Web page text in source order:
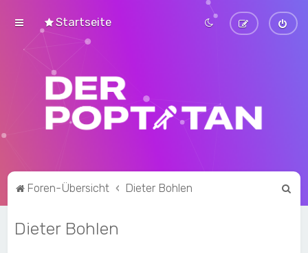
Startseite
Foren-Übersicht Dieter Bohlen
Dieter Bohlen